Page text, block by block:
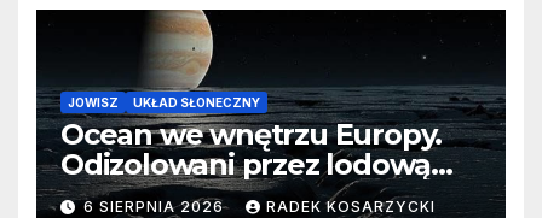
JOWISZ UKŁAD SŁONECZNY
Ocean we wnętrzu Europy.
Odizolowani przez lodową
barierę
6 SIERPNIA 2026 RADEK KOSARZYCKI